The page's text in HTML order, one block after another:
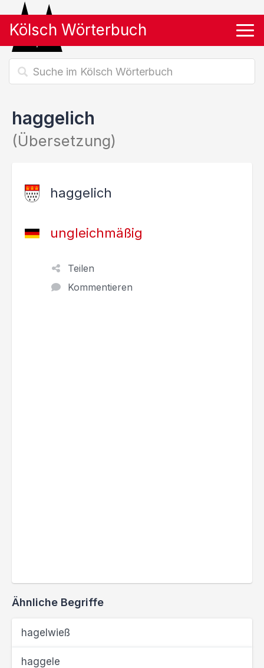
Kölsch Wörterbuch
haggelich
(Übersetzung)
haggelich
ungleichmäßig
Teilen
Kommentieren
Ähnliche Begriffe
hagelwieß
haggele